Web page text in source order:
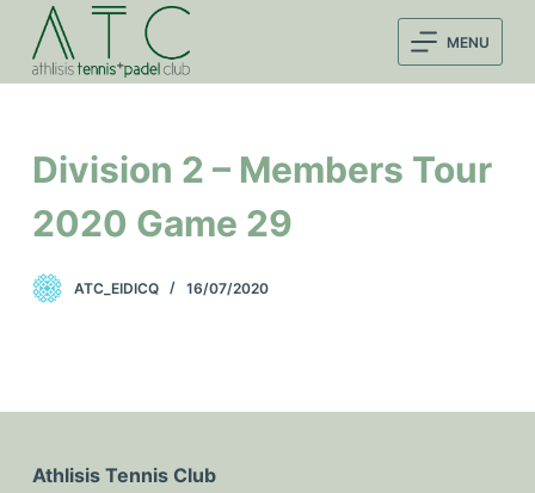
ε
τ
α
σ
σ
MENU
Division 2 – Members Tour
2020 Game 29
ATC_EIDICQ 16/07/2020
Athlisis Tennis Club